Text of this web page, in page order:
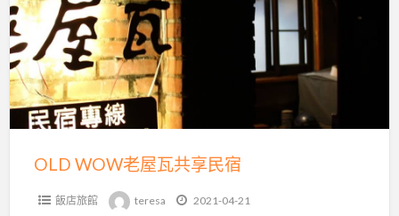
屋
瓦
共
享
民
宿
OLD WOW老屋瓦共享民宿
飯店旅館 teresa 2021-04-21